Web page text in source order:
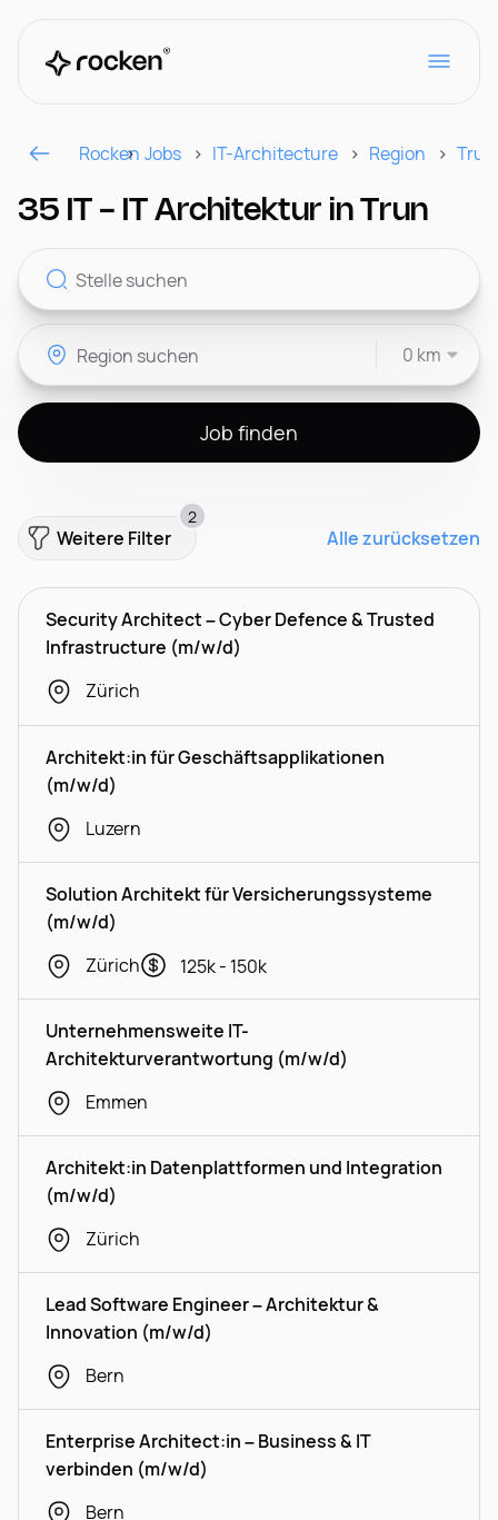
Für Arbeitgeber
CH
Rocken Jobs IT-Architecture Region Trun
35 IT - IT Architektur in Trun
0 km
Job finden
Weitere Filter
2
Alle zurücksetzen
Security Architect – Cyber Defence & Trusted
Infrastructure (m/w/d)
Zürich
Architekt:in für Geschäftsapplikationen
(m/w/d)
Luzern
Solution Architekt für Versicherungssysteme
(m/w/d)
Zürich
125k - 150k
Unternehmensweite IT-
Architekturverantwortung (m/w/d)
Emmen
Architekt:in Datenplattformen und Integration
(m/w/d)
Zürich
Lead Software Engineer – Architektur &
Innovation (m/w/d)
Bern
Enterprise Architect:in – Business & IT
verbinden (m/w/d)
Bern